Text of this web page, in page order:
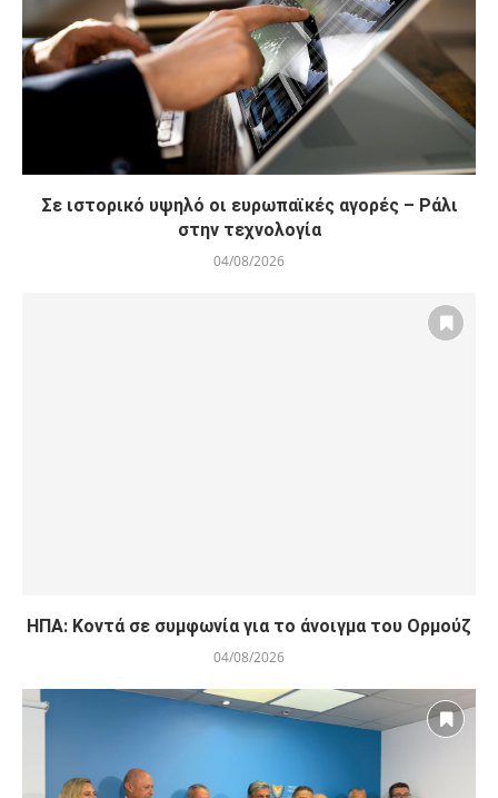
Σε ιστορικό υψηλό οι ευρωπαϊκές αγορές – Ράλι
στην τεχνολογία
04/08/2026
ΗΠΑ: Κοντά σε συμφωνία για το άνοιγμα του Ορμούζ
04/08/2026